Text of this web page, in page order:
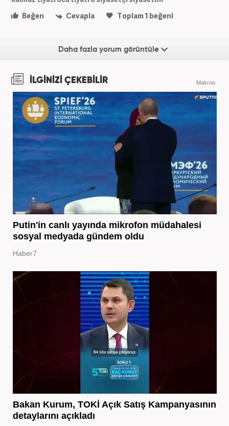
Beğen
Cevapla Toplam1 beğeni
Daha fazla yorum görüntüle
İLGİNİZİ ÇEKEBİLİR Makroo
Putin'in canlı yayında mikrofon müdahalesi
sosyal medyada gündem oldu
Haber7
Bakan Kurum, TOKİ Açık Satış Kampanyasının
detaylarını açıkladı